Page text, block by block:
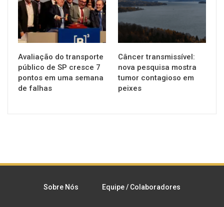
Avaliação do transporte
público de SP cresce 7
pontos em uma semana
de falhas
Câncer transmissível:
nova pesquisa mostra
tumor contagioso em
peixes
Sobre Nós Equipe / Colaboradores